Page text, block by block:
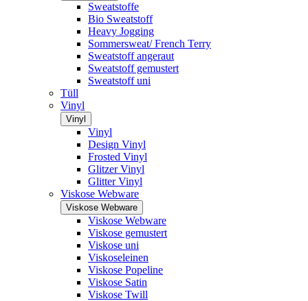
Sweatstoffe
Bio Sweatstoff
Heavy Jogging
Sommersweat/ French Terry
Sweatstoff angeraut
Sweatstoff gemustert
Sweatstoff uni
Tüll
Vinyl
Vinyl
Vinyl
Design Vinyl
Frosted Vinyl
Glitzer Vinyl
Glitter Vinyl
Viskose Webware
Viskose Webware
Viskose Webware
Viskose gemustert
Viskose uni
Viskoseleinen
Viskose Popeline
Viskose Satin
Viskose Twill